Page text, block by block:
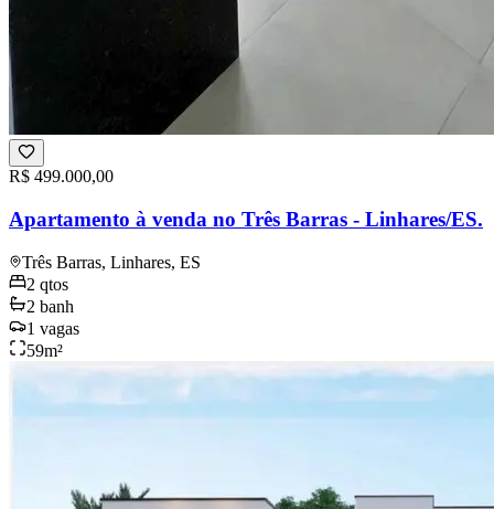
R$ 499.000,00
Apartamento à venda no Três Barras - Linhares/ES.
Três Barras, Linhares, ES
2 qtos
2 banh
1 vagas
59m²